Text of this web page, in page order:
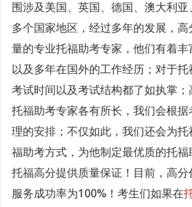
围涉及美国、英国、德国、澳大利
多个国家地区，经过多年的发展，
量的专业托福助考专家，他们有着丰
以及多年在国外的工作经历；对于托
考试时间以及考试结构都了如执掌
托福助考专家各有所长，我们会根
理的安排；不仅如此，我们还会为
福助考方式，为他制定最优质的托
托福高分提供质量保证！目前，高
服务成功率为100%！考生们如果在